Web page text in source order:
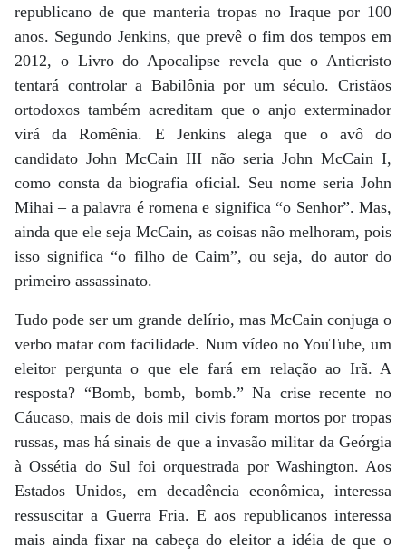
republicano de que manteria tropas no Iraque por 100
anos. Segundo Jenkins, que prevê o fim dos tempos em
2012, o Livro do Apocalipse revela que o Anticristo
tentará controlar a Babilônia por um século. Cristãos
ortodoxos também acreditam que o anjo exterminador
virá da Romênia. E Jenkins alega que o avô do
candidato John McCain III não seria John McCain I,
como consta da biografia oficial. Seu nome seria John
Mihai – a palavra é romena e significa “o Senhor”. Mas,
ainda que ele seja McCain, as coisas não melhoram, pois
isso significa “o filho de Caim”, ou seja, do autor do
primeiro assassinato.
Tudo pode ser um grande delírio, mas McCain conjuga o
verbo matar com facilidade. Num vídeo no YouTube, um
eleitor pergunta o que ele fará em relação ao Irã. A
resposta? “Bomb, bomb, bomb.” Na crise recente no
Cáucaso, mais de dois mil civis foram mortos por tropas
russas, mas há sinais de que a invasão militar da Geórgia
à Ossétia do Sul foi orquestrada por Washington. Aos
Estados Unidos, em decadência econômica, interessa
ressuscitar a Guerra Fria. E aos republicanos interessa
mais ainda fixar na cabeça do eleitor a idéia de que o